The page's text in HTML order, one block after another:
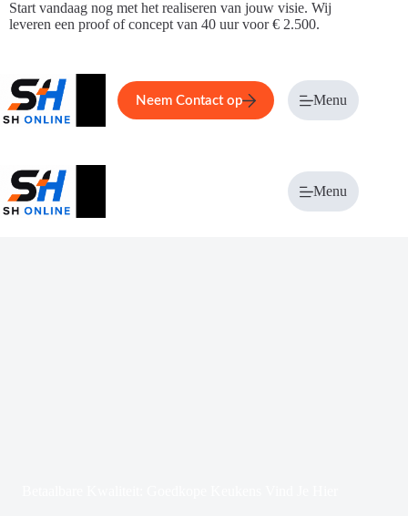
Ga
naar
Start vandaag nog met het realiseren van jouw visie. Wij
leveren een proof of concept van 40 uur voor € 2.500.
Home Service Over ons
Neem Contact op Menu
Menu